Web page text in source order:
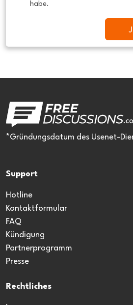
habe.
*Gründungsdatum des Usenet-
Support
Hotline
Kontaktformular
FAQ
Kündigung
Partnerprogramm
Presse
Rechtliches